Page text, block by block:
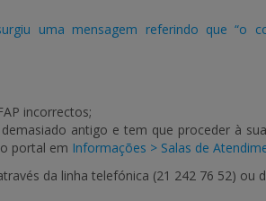
uma mensagem referindo que “o
incorrectos;
antigo e tem que proceder à
portal em Informações > Salas de
da linha telefónica (21 242 76 52) ou